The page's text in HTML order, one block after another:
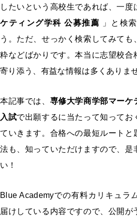
したいという高校生であれば、一度
ケティング学科 公募推薦 」と検
う。ただ、せっかく検索してみて
粋などばかりです。本当に志望校合
寄り添う、有益な情報は多くありま
本記事では、 専修大学商学部マーケ
入試で出願するに当たって知ってお
ていきます。合格への最短ルートと
法も、知っていただけますので、是
い！
Blue Academyでの有料カリキュラ
届けしている内容ですので、公開